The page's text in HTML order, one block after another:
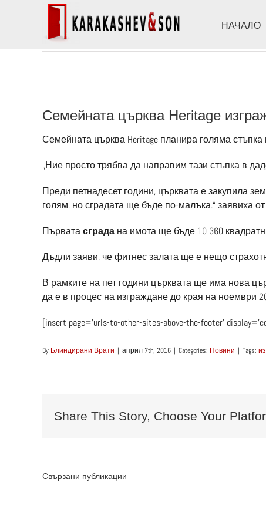
НАЧАЛО
Семейната църква Heritage
Семейната църква Heritage планира голяма
„Ние просто трябва да направим тази стъпка в
Преди петнадесет години, църквата е закупила
голям, но сградата ще бъде по-малъка.“ заявиха
Първатасграда на имота ще бъде 10 360
Дъдли заяви, че фитнес залата ще е нещо
В рамките на пет години църквата ще има нова
да е в процес на изграждане до края на ноември
[insert page=’urls-to-other-sites-above-the-footer’
By Блиндирани Врати | април 7th, 2016 | Categories: Новини | Tags:
Share This Story, Choose Your
Свързани публикации